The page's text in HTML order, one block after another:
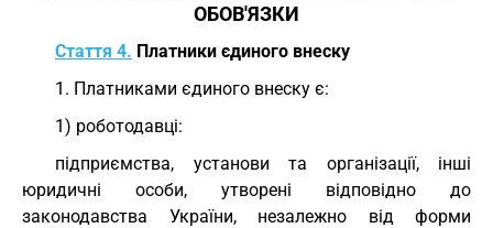
ОБОВ'ЯЗКИ
Стаття 4. Платники єдиного внеску
1. Платниками єдиного внеску є:
1) роботодавці:
підприємства, установи та організації, інші
юридичні особи, утворені відповідно до
законодавства України, незалежно від форми